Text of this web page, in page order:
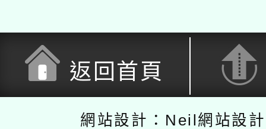
返回首頁
網站設計：Neil網站設